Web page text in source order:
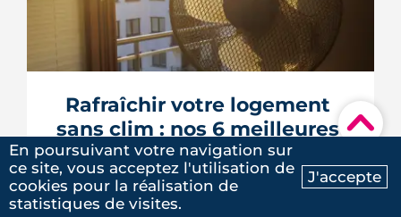
Ma recherche Contactez-nous
▾
Le 8 juillet 2026, le Sénat a voté cinq
dérogations à l'interdiction de location
des logements classés F et G, dont la
possibilité de louer en signant un
doit encore être adopté par l'Assemblée
nationale, qui l'examinera à la rentrée. À
Rennes Mét...
LIRE L'ARTICLE
Rafraîchir votre logement
sans clim : nos 6 meilleures
astuces
13 JUILLET 2026
MORGANE CAILLIÈRE
En poursuivant votre navigation sur
ce site, vous acceptez l'utilisation de
cookies pour la réalisation de
statistiques de visites.
J'accepte